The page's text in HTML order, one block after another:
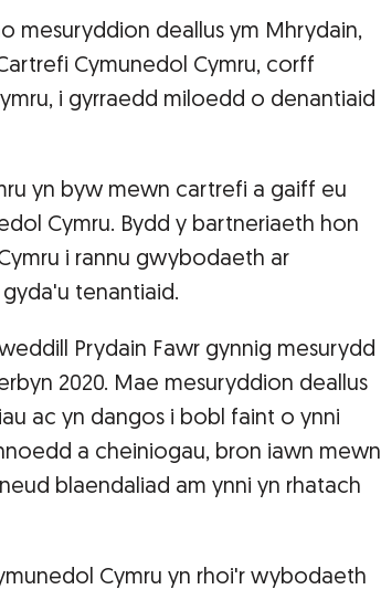
mesuryddion deallus ym Mhrydain,
Cymunedol Cymru, corff
i gyrraedd miloedd o denantiaid
yn byw mewn cartrefi a gaiff eu
Cymru. Bydd y bartneriaeth hon
i rannu gwybodaeth ar
tenantiaid.
Prydain Fawr gynnig mesurydd
2020. Mae mesuryddion deallus
ac yn dangos i bobl faint o ynni
a cheiniogau, bron iawn mewn
blaendaliad am ynni yn rhatach
Cymru yn rhoi'r wybodaeth